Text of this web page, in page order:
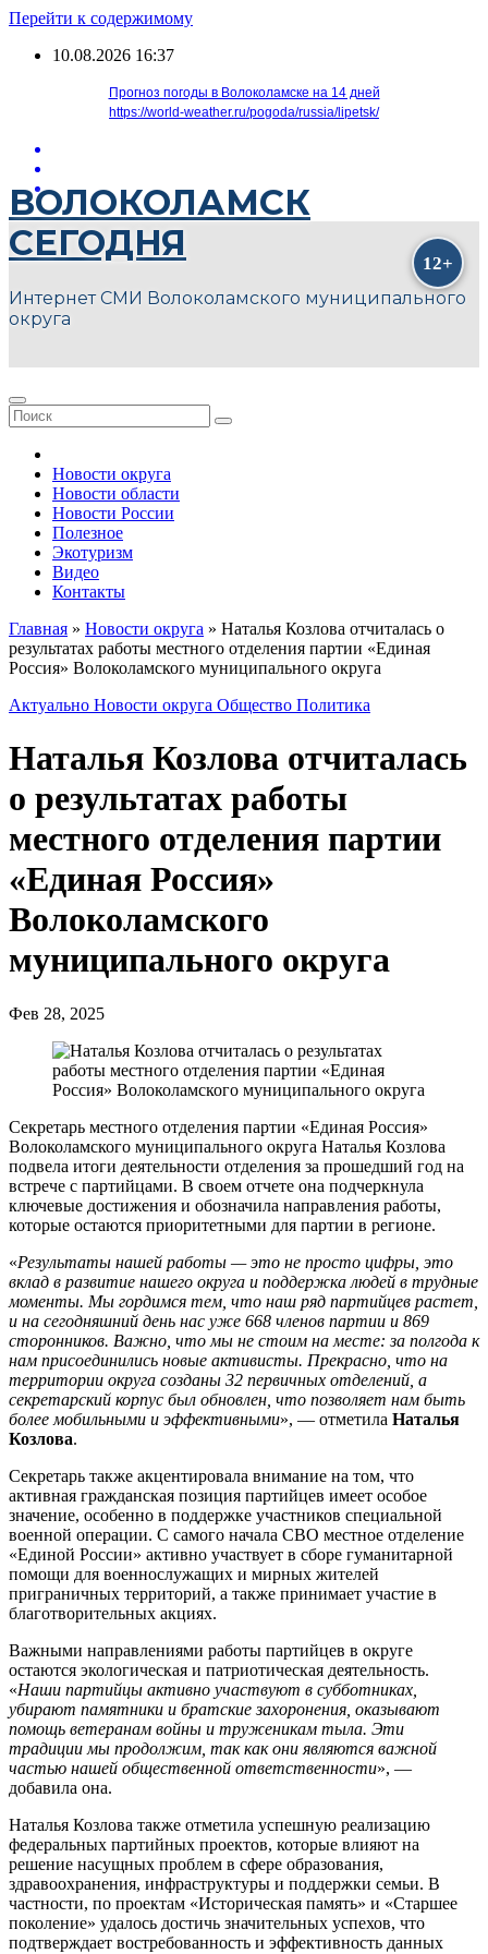
Перейти к содержимому
10.08.2026 16:37
Прогноз погоды в Волоколамске на 14 дней
https://world-weather.ru/pogoda/russia/lipetsk/
ВОЛОКОЛАМСК
СЕГОДНЯ
Интернет СМИ Волоколамского муниципального
округа
Новости округа
Новости области
Новости России
Полезное
Экотуризм
Видео
Контакты
Главная » Новости округа » Наталья Козлова отчиталась о
результатах работы местного отделения партии «Единая
Россия» Волоколамского муниципального округа
Актуально Новости округа Общество Политика
Наталья Козлова отчиталась
о результатах работы
местного отделения партии
«Единая Россия»
Волоколамского
муниципального округа
Фев 28, 2025
Секретарь местного отделения партии «Единая Россия»
Волоколамского муниципального округа Наталья Козлова
подвела итоги деятельности отделения за прошедший год на
встрече с партийцами. В своем отчете она подчеркнула
ключевые достижения и обозначила направления работы,
которые остаются приоритетными для партии в регионе.
«Результаты нашей работы — это не просто цифры, это
вклад в развитие нашего округа и поддержка людей в трудные
моменты. Мы гордимся тем, что наш ряд партийцев растет,
и на сегодняшний день нас уже 668 членов партии и 869
сторонников. Важно, что мы не стоим на месте: за полгода к
нам присоединились новые активисты. Прекрасно, что на
территории округа созданы 32 первичных отделений, а
секретарский корпус был обновлен, что позволяет нам быть
более мобильными и эффективными», — отметила Наталья
Козлова.
Секретарь также акцентировала внимание на том, что
активная гражданская позиция партийцев имеет особое
значение, особенно в поддержке участников специальной
военной операции. С самого начала СВО местное отделение
«Единой России» активно участвует в сборе гуманитарной
помощи для военнослужащих и мирных жителей
приграничных территорий, а также принимает участие в
благотворительных акциях.
Важными направлениями работы партийцев в округе
остаются экологическая и патриотическая деятельность.
«Наши партийцы активно участвуют в субботниках,
убирают памятники и братские захоронения, оказывают
помощь ветеранам войны и труженикам тыла. Эти
традиции мы продолжим, так как они являются важной
частью нашей общественной ответственности», —
добавила она.
Наталья Козлова также отметила успешную реализацию
федеральных партийных проектов, которые влияют на
решение насущных проблем в сфере образования,
здравоохранения, инфраструктуры и поддержки семьи. В
частности, по проектам «Историческая память» и «Старшее
поколение» удалось достичь значительных успехов, что
подтверждает востребованность и эффективность данных